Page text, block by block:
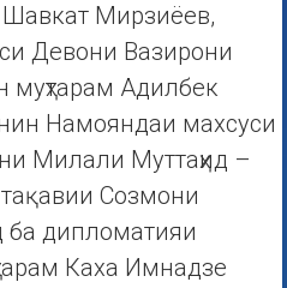
Шавкат Мирзиёев,
Девони Вазирони
муҳтарам Адилбек
Намояндаи махсуси
Милали Муттаҳид –
Созмони
ба дипломатияи
Каха Имнадзе